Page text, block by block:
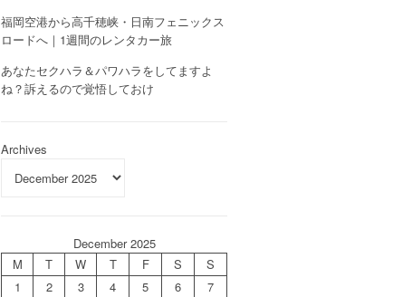
福岡空港から高千穂峡・日南フェニックス
ロードへ｜1週間のレンタカー旅
あなたセクハラ＆パワハラをしてますよ
ね？訴えるので覚悟しておけ
Archives
December 2025
M
T W T F S
S
1
2 3 4 5 6
7